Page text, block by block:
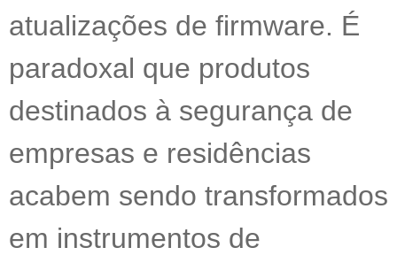
atualizações de firmware. É
paradoxal que produtos
destinados à segurança de
empresas e residências
acabem sendo transformados
em instrumentos de